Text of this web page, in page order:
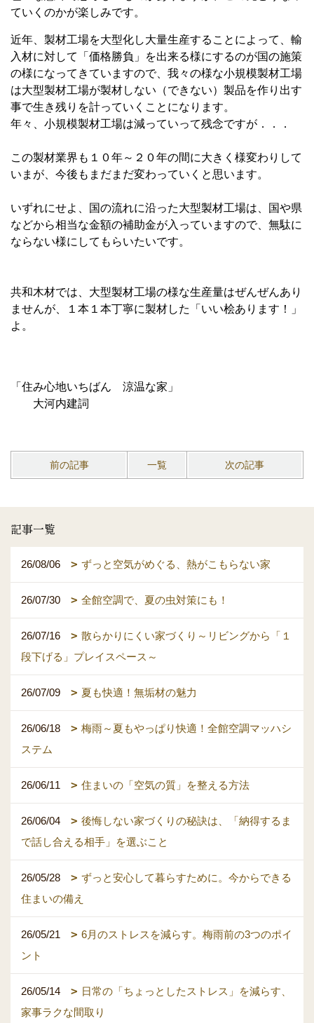
ていくのかが楽しみです。
近年、製材工場を大型化し大量生産することによって、輸
入材に対して「価格勝負」を出来る様にするのが国の施策
の様になってきていますので、我々の様な小規模製材工場
は大型製材工場が製材しない（できない）製品を作り出す
事で生き残りを計っていくことになります。
年々、小規模製材工場は減っていって残念ですが．．．
この製材業界も１０年～２０年の間に大きく様変わりして
いまが、今後もまだまだ変わっていくと思います。
いずれにせよ、国の流れに沿った大型製材工場は、国や県
などから相当な金額の補助金が入っていますので、無駄に
ならない様にしてもらいたいです。
共和木材では、大型製材工場の様な生産量はぜんぜんあり
ませんが、１本１本丁寧に製材した「いい桧あります！」
よ。
「住み心地いちばん 涼温な家」
大河内建詞
前の記事 一覧 次の記事
記事一覧
26/08/06 ずっと空気がめぐる、熱がこもらない家
26/07/30 全館空調で、夏の虫対策にも！
26/07/16
散らかりにくい家づくり～リビングから「１
段下げる」プレイスペース～
26/07/09 夏も快適！無垢材の魅力
26/06/18
梅雨～夏もやっぱり快適！全館空調マッハシ
ステム
26/06/11 住まいの「空気の質」を整える方法
26/06/04
後悔しない家づくりの秘訣は、「納得するま
で話し合える相手」を選ぶこと
26/05/28
ずっと安心して暮らすために。今からできる
住まいの備え
26/05/21
6月のストレスを減らす。梅雨前の3つのポイ
ント
26/05/14
日常の「ちょっとしたストレス」を減らす、
家事ラクな間取り